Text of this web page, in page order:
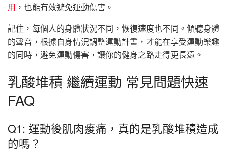
用 ，也能有效避免運動傷害。
記住，每個人的身體狀況不同，恢復速度也不同。傾聽身體
的聲音，根據自身情況調整運動計畫，才能在享受運動樂趣
的同時，避免運動傷害，讓你的健身之路走得更長遠。
乳酸堆積 繼續運動 常見問題快速
FAQ
Q1: 運動後肌肉痠痛，真的是乳酸堆積造成
的嗎？